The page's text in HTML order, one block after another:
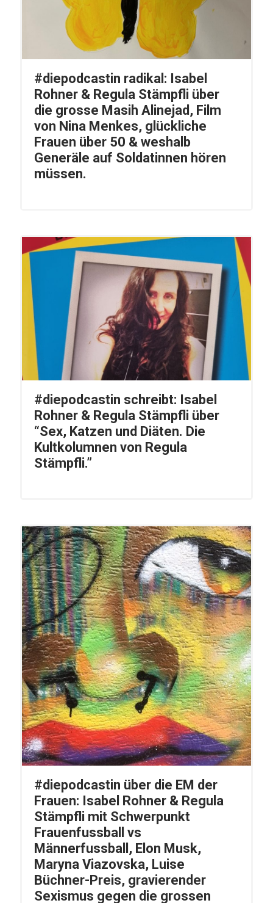
#diepodcastin radikal: Isabel
Rohner & Regula Stämpfli über
die grosse Masih Alinejad, Film
von Nina Menkes, glückliche
Frauen über 50 & weshalb
Generäle auf Soldatinnen hören
müssen.
#diepodcastin schreibt: Isabel
Rohner & Regula Stämpfli über
“Sex, Katzen und Diäten. Die
Kultkolumnen von Regula
Stämpfli.”
#diepodcastin über die EM der
Frauen: Isabel Rohner & Regula
Stämpfli mit Schwerpunkt
Frauenfussball vs
Männerfussball, Elon Musk,
Maryna Viazovska, Luise
Büchner-Preis, gravierender
Sexismus gegen die grossen